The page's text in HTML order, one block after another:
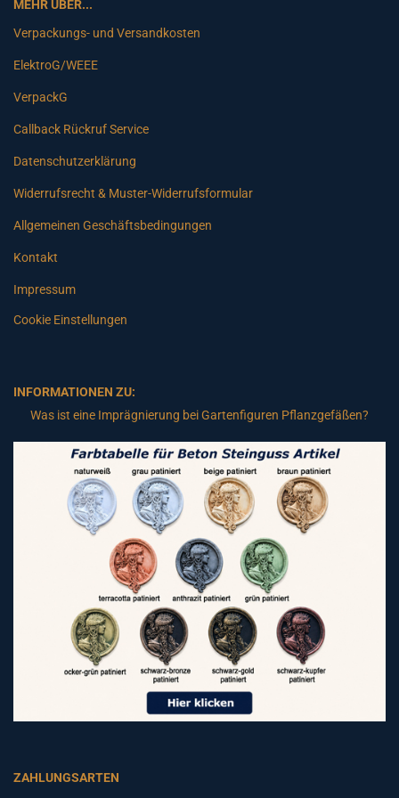
MEHR ÜBER...
Verpackungs- und Versandkosten
ElektroG/WEEE
VerpackG
Callback Rückruf Service
Datenschutzerklärung
Widerrufsrecht & Muster-Widerrufsformular
Allgemeinen Geschäftsbedingungen
Kontakt
Impressum
Cookie Einstellungen
INFORMATIONEN ZU:
Was ist eine Imprägnierung bei Gartenfiguren Pflanzgefäßen?
ZAHLUNGSARTEN